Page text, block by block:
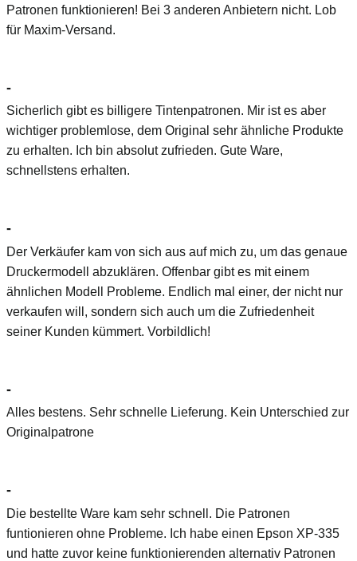
Patronen funktionieren! Bei 3 anderen Anbietern nicht. Lob
für Maxim-Versand.
-
Sicherlich gibt es billigere Tintenpatronen. Mir ist es aber
wichtiger problemlose, dem Original sehr ähnliche Produkte
zu erhalten. Ich bin absolut zufrieden. Gute Ware,
schnellstens erhalten.
-
Der Verkäufer kam von sich aus auf mich zu, um das genaue
Druckermodell abzuklären. Offenbar gibt es mit einem
ähnlichen Modell Probleme. Endlich mal einer, der nicht nur
verkaufen will, sondern sich auch um die Zufriedenheit
seiner Kunden kümmert. Vorbildlich!
-
Alles bestens. Sehr schnelle Lieferung. Kein Unterschied zur
Originalpatrone
-
Die bestellte Ware kam sehr schnell. Die Patronen
funtionieren ohne Probleme. Ich habe einen Epson XP-335
und hatte zuvor keine funktionierenden alternativ Patronen